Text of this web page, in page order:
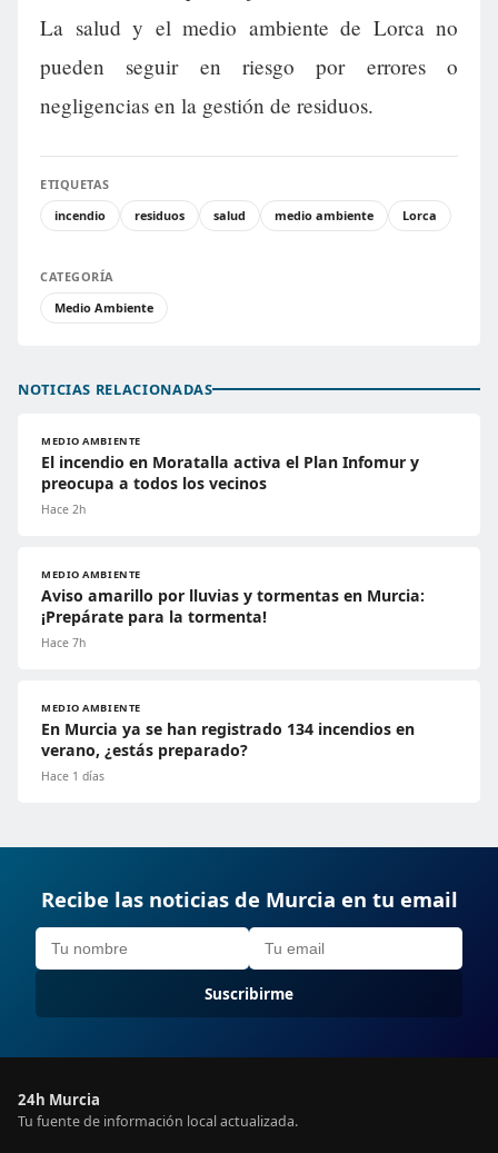
La salud y el medio ambiente de Lorca no
pueden seguir en riesgo por errores o
negligencias en la gestión de residuos.
ETIQUETAS
incendio
residuos salud medio ambiente Lorca
CATEGORÍA
Medio Ambiente
NOTICIAS RELACIONADAS
MEDIO AMBIENTE
El incendio en Moratalla activa el Plan Infomur y
preocupa a todos los vecinos
Hace 2h
MEDIO AMBIENTE
Aviso amarillo por lluvias y tormentas en Murcia:
¡Prepárate para la tormenta!
Hace 7h
MEDIO AMBIENTE
En Murcia ya se han registrado 134 incendios en
verano, ¿estás preparado?
Hace 1 días
Recibe las noticias de Murcia en tu email
Suscribirme
24h Murcia
Tu fuente de información local actualizada.